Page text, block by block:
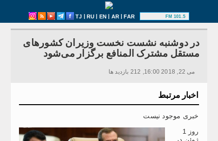
TJ | RU | EN | AR|FAR 101.5 FM
در دوشنبه نشست نخست وزیران کشورهای
مستقل مشترک المنافع برگزار می‌شود
می 22, 2018 16:00, 212 بازدید ها
اخبار مرتبط
خبری موجود نیست
روز 1